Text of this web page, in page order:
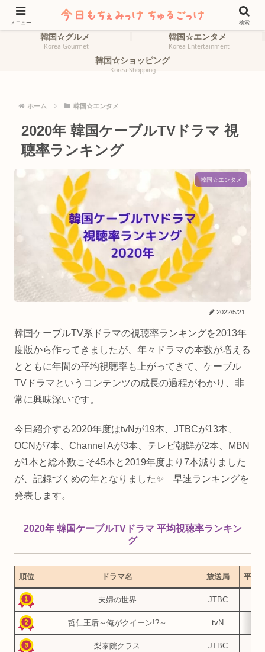
ホーム
HOME
韓国☆旅行
韓国☆グルメ
Korea Gourmet
韓国☆エンタメ
Korea Entertainment
韓国☆ショッピング
Korea Shopping
ホーム 韓国☆エンタメ
2020年 韓国ケーブルTVドラマ 視
聴率ランキング
韓国☆エンタメ
2022/5/21
韓国ケーブルTV系ドラマの視聴率ランキングを2013年
度版から作ってきましたが、年々ドラマの本数が増える
とともに年間の平均視聴率も上がってきて、ケーブル
TVドラマというコンテンツの成長の過程がわかり、非
常に興味深いです。
今日紹介する2020年度はtvNが19本、JTBCが13本、
OCNが7本、Channel Aが3本、テレビ朝鮮が2本、MBN
が1本と総本数こそ45本と2019年度より7本減りました
が、記録づくめの年となりました✨ 早速ランキングを
発表します。
2020年 韓国ケーブルTVドラマ 平均視聴率ランキン
グ
順位 ドラマ名 放送局 平均
夫婦の世界 JTBC
哲仁王后～俺がクイーン!?～ tvN
梨泰院クラス JTBC
メニュー 検索